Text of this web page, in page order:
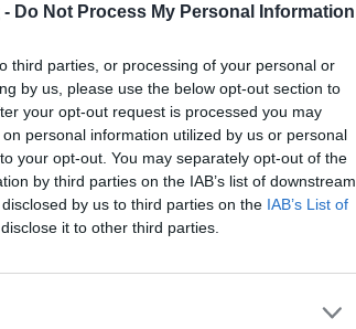
- Do Not Process My Personal Information
third parties, or processing of your personal or
by us, please use the below opt-out section to
your opt-out request is processed you may
personal information utilized by us or personal
your opt-out. You may separately opt-out of the
by third parties on the IAB’s list of downstream
by us to third parties on the IAB’s List of
it to other third parties.
«Κανατάδικα» στην βόρεια
είχε φύγει από το λιμάνι